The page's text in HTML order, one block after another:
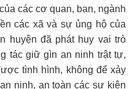
các cơ quan, ban, ngành
các xã và sự ủng hộ của
huyện đã phát huy vai trò
tác giữ gìn an ninh trật tự,
tình hình, không để xảy
ninh, an toàn các sự kiện